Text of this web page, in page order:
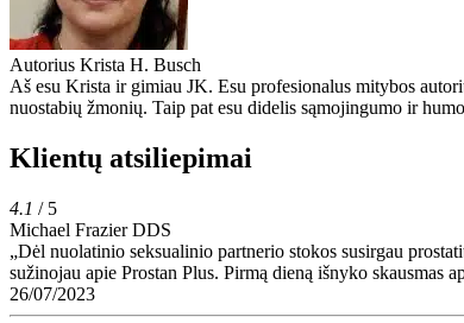
Autorius Krista H. Busch
Aš esu Krista ir gimiau JK. Esu profesionalus mitybos
nuostabių žmonių. Taip pat esu didelis sąmojingumo ir
Klientų atsiliepimai
4.1 / 5
Michael Frazier DDS
„Dėl nuolatinio seksualinio partnerio stokos susirgau
sužinojau apie Prostan Plus. Pirmą dieną išnyko skausmas
26/07/2023